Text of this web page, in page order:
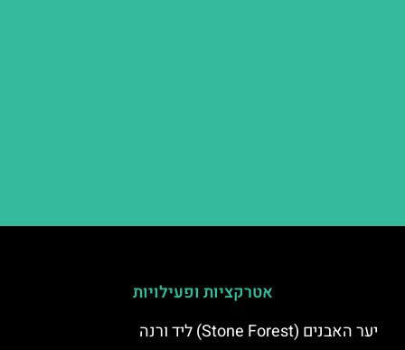
אטרקציות ופעילויות
יער האבנים (Stone Forest) ליד ורנה